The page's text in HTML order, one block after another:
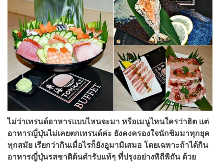
ไม่ว่าเทรนด์อาหารแบบไหนจะมา หรือเมนูไหนใครว่าฮิต แต่
อาหารญี่ปุ่นไม่เคยตกเทรนด์ค่ะ ยังคงครองใจนักชิมมาทุกยุค
ทุกสมัย เรียกว่ากินเมื่อไรก็ยังอูมามิเสมอ โดยเฉพาะถ้าได้กิน
อาหารญี่ปุ่นรสชาติต้นตำรับแท้ๆ ที่ปรุงอย่างพิถีพิถัน ด้วย